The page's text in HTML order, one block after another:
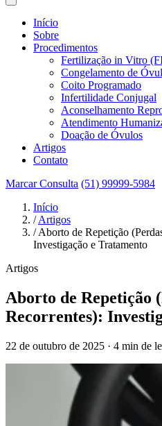
Início
Sobre
Procedimentos
Fertilização in Vitro
Congelamento de
Coito Programado
Infertilidade Conjugal
Aconselhamento
Atendimento
Doação de Óvulos
Artigos
Contato
Marcar Consulta (51) 99999-5984
Início
/Artigos
/Aborto de Repetição
Investigação e Tratamento
Artigos
Aborto de Repetição
Recorrentes):
22 de outubro de 2025 · 4 min de